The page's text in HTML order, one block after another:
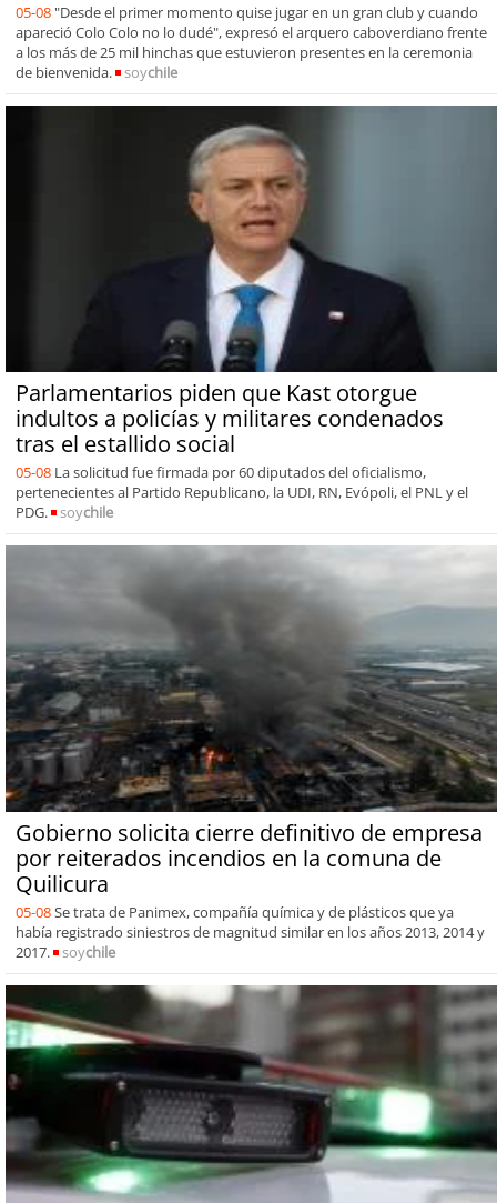
05-08 "Desde el primer momento quise jugar en un gran club y cuando
apareció Colo Colo no lo dudé", expresó el arquero caboverdiano frente
a los más de 25 mil hinchas que estuvieron presentes en la ceremonia
de bienvenida.
soychile
Parlamentarios piden que Kast otorgue
indultos a policías y militares condenados
tras el estallido social
05-08 La solicitud fue firmada por 60 diputados del oficialismo,
pertenecientes al Partido Republicano, la UDI, RN, Evópoli, el PNL y el
PDG.
soychile
Gobierno solicita cierre definitivo de empresa
por reiterados incendios en la comuna de
Quilicura
05-08Se trata de Panimex, compañía química y de plásticos que ya
había registrado siniestros de magnitud similar en los años 2013, 2014 y
2017.
soychile